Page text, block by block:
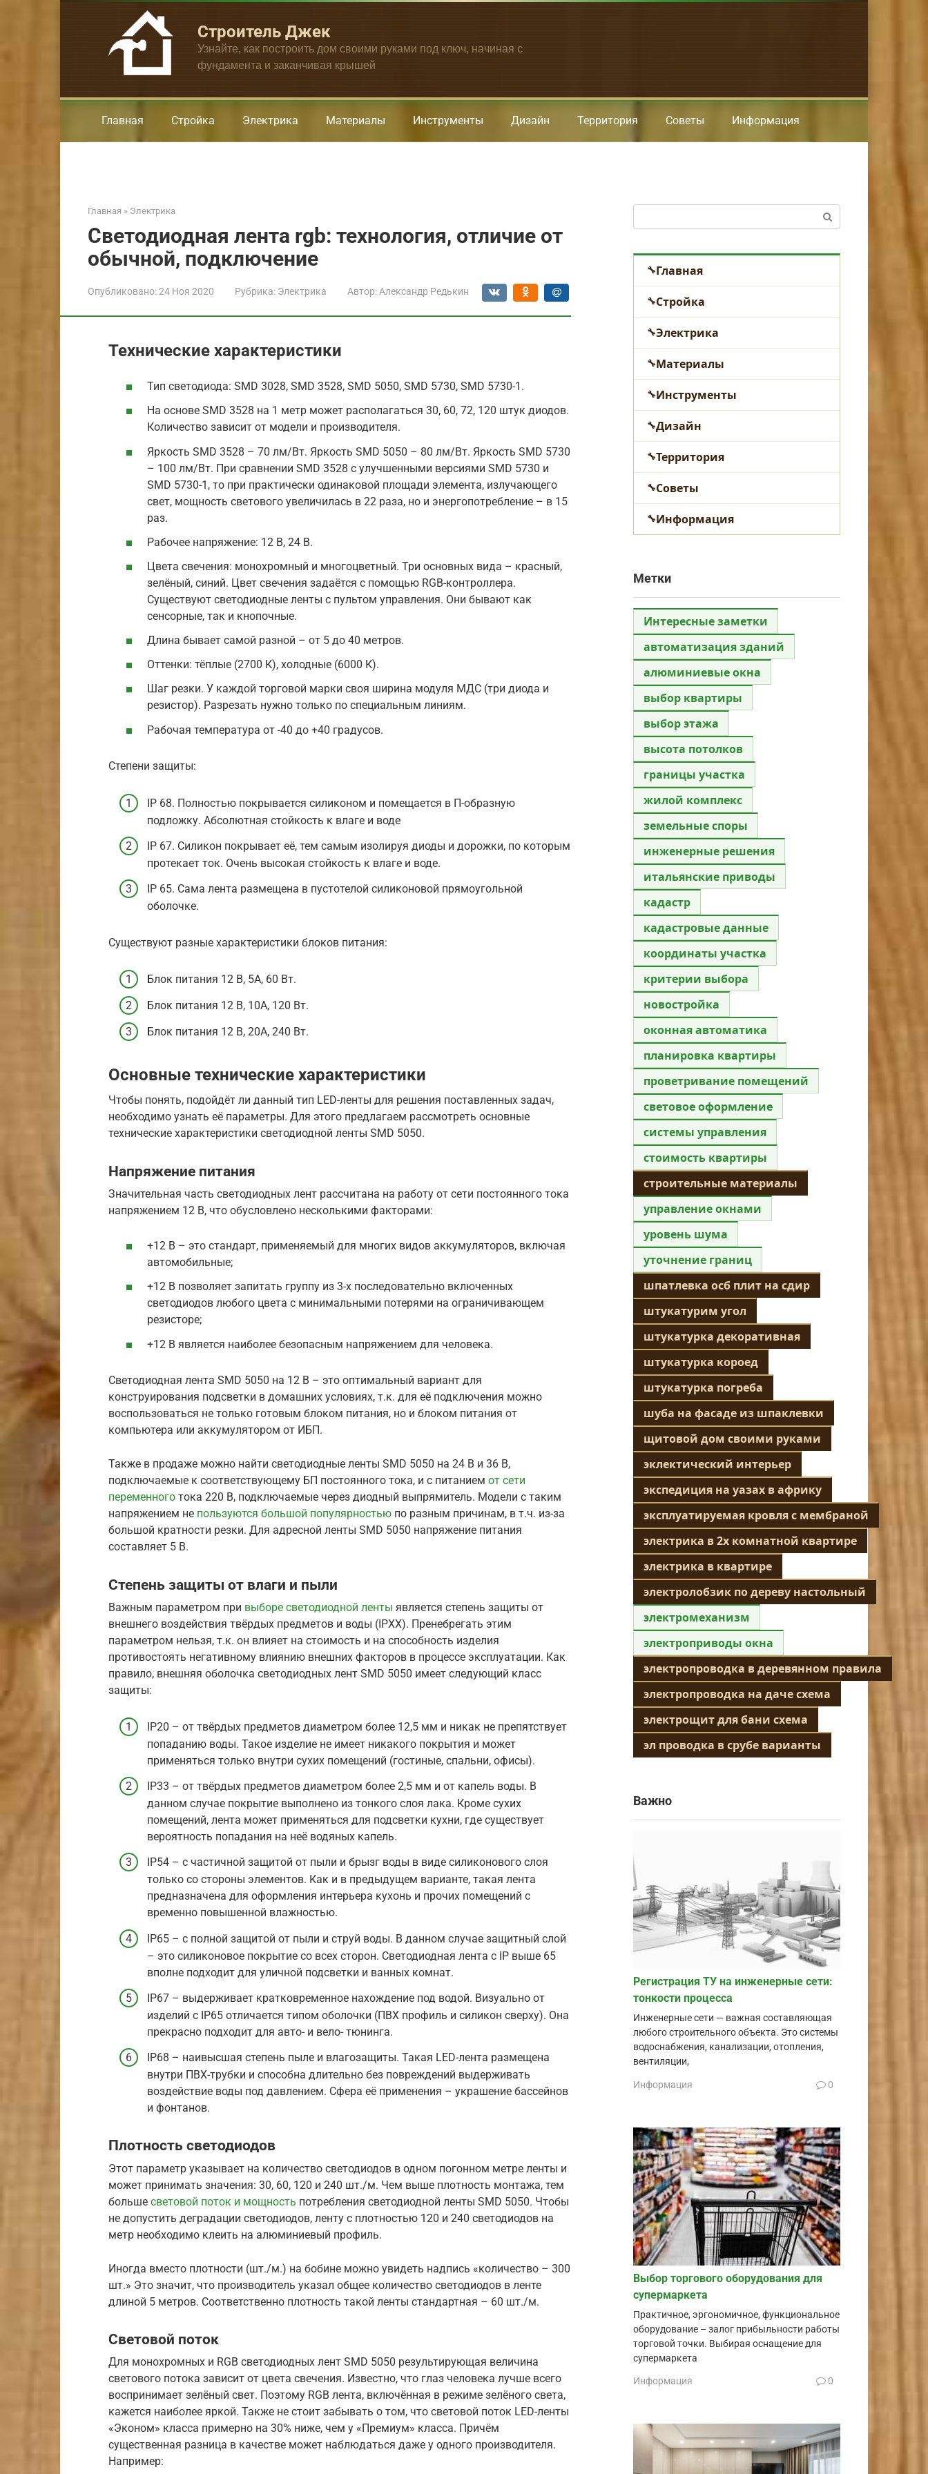
Строитель Джек
Узнайте, как построить дом своими руками под ключ, начиная с
фундамента и заканчивая крышей
Главная Стройка Электрика Материалы Инструменты Дизайн Территория Советы Информация
Главная » Электрика
Светодиодная лента rgb: технология, отличие от
обычной, подключение
Опубликовано:24 Ноя 2020 Рубрика: Электрика Автор: Александр Редькин
Технические характеристики
Тип светодиода: SMD 3028, SMD 3528, SMD 5050, SMD 5730, SMD 5730-1.
На основе SMD 3528 на 1 метр может располагаться 30, 60, 72, 120 штук диодов.
Количество зависит от модели и производителя.
Яркость SMD 3528 – 70 лм/Вт. Яркость SMD 5050 – 80 лм/Вт. Яркость SMD 5730
– 100 лм/Вт. При сравнении SMD 3528 с улучшенными версиями SMD 5730 и
SMD 5730-1, то при практически одинаковой площади элемента, излучающего
свет, мощность светового увеличилась в 22 раза, но и энергопотребление – в 15
раз.
Рабочее напряжение: 12 В, 24 В.
Цвета свечения: монохромный и многоцветный. Три основных вида – красный,
зелёный, синий. Цвет свечения задаётся с помощью RGB-контроллера.
Существуют светодиодные ленты с пультом управления. Они бывают как
сенсорные, так и кнопочные.
Длина бывает самой разной – от 5 до 40 метров.
Оттенки: тёплые (2700 К), холодные (6000 К).
Шаг резки. У каждой торговой марки своя ширина модуля МДС (три диода и
резистор). Разрезать нужно только по специальным линиям.
Рабочая температура от -40 до +40 градусов.
Степени защиты:
IP 68. Полностью покрывается силиконом и помещается в П-образную
подложку. Абсолютная стойкость к влаге и воде
IP 67. Силикон покрывает её, тем самым изолируя диоды и дорожки, по которым
протекает ток. Очень высокая стойкость к влаге и воде.
IP 65. Сама лента размещена в пустотелой силиконовой прямоугольной
оболочке.
Существуют разные характеристики блоков питания:
Блок питания 12 В, 5A, 60 Вт.
Блок питания 12 В, 10A, 120 Вт.
Блок питания 12 В, 20A, 240 Вт.
Основные технические характеристики
Чтобы понять, подойдёт ли данный тип LED-ленты для решения поставленных задач,
необходимо узнать её параметры. Для этого предлагаем рассмотреть основные
технические характеристики светодиодной ленты SMD 5050.
Напряжение питания
Значительная часть светодиодных лент рассчитана на работу от сети постоянного тока
напряжением 12 В, что обусловлено несколькими факторами:
+12 В – это стандарт, применяемый для многих видов аккумуляторов, включая
автомобильные;
+12 В позволяет запитать группу из 3-х последовательно включенных
светодиодов любого цвета с минимальными потерями на ограничивающем
резисторе;
+12 В является наиболее безопасным напряжением для человека.
Светодиодная лента SMD 5050 на 12 В – это оптимальный вариант для
конструирования подсветки в домашних условиях, т.к. для её подключения можно
воспользоваться не только готовым блоком питания, но и блоком питания от
компьютера или аккумулятором от ИБП.
Также в продаже можно найти светодиодные ленты SMD 5050 на 24 В и 36 В,
подключаемые к соответствующему БП постоянного тока, и с питанием от сети
переменного тока 220 В, подключаемые через диодный выпрямитель. Модели с таким
напряжением не пользуются большой популярностью по разным причинам, в т.ч. из-за
большой кратности резки. Для адресной ленты SMD 5050 напряжение питания
составляет 5 В.
Степень защиты от влаги и пыли
Важным параметром при выборе светодиодной ленты является степень защиты от
внешнего воздействия твёрдых предметов и воды (IPXX). Пренебрегать этим
параметром нельзя, т.к. он влияет на стоимость и на способность изделия
противостоять негативному влиянию внешних факторов в процессе эксплуатации. Как
правило, внешняя оболочка светодиодных лент SMD 5050 имеет следующий класс
защиты:
IP20 – от твёрдых предметов диаметром более 12,5 мм и никак не препятствует
попаданию воды. Такое изделие не имеет никакого покрытия и может
применяться только внутри сухих помещений (гостиные, спальни, офисы).
IP33 – от твёрдых предметов диаметром более 2,5 мм и от капель воды. В
данном случае покрытие выполнено из тонкого слоя лака. Кроме сухих
помещений, лента может применяться для подсветки кухни, где существует
вероятность попадания на неё водяных капель.
IP54 – с частичной защитой от пыли и брызг воды в виде силиконового слоя
только со стороны элементов. Как и в предыдущем варианте, такая лента
предназначена для оформления интерьера кухонь и прочих помещений с
временно повышенной влажностью.
IP65 – с полной защитой от пыли и струй воды. В данном случае защитный слой
– это силиконовое покрытие со всех сторон. Светодиодная лента с IP выше 65
вполне подходит для уличной подсветки и ванных комнат.
IP67 – выдерживает кратковременное нахождение под водой. Визуально от
изделий с IP65 отличается типом оболочки (ПВХ профиль и силикон сверху). Она
прекрасно подходит для авто- и вело- тюнинга.
IP68 – наивысшая степень пыле и влагозащиты. Такая LED-лента размещена
внутри ПВХ-трубки и способна длительно без повреждений выдерживать
воздействие воды под давлением. Сфера её применения – украшение бассейнов
и фонтанов.
Плотность светодиодов
Этот параметр указывает на количество светодиодов в одном погонном метре ленты и
может принимать значения: 30, 60, 120 и 240 шт./м. Чем выше плотность монтажа, тем
больше световой поток и мощность потребления светодиодной ленты SMD 5050. Чтобы
не допустить деградации светодиодов, ленту с плотностью 120 и 240 светодиодов на
метр необходимо клеить на алюминиевый профиль.
Иногда вместо плотности (шт./м.) на бобине можно увидеть надпись «количество – 300
шт.» Это значит, что производитель указал общее количество светодиодов в ленте
длиной 5 метров. Соответственно плотность такой ленты стандартная – 60 шт./м.
Световой поток
Для монохромных и RGB светодиодных лент SMD 5050 результирующая величина
светового потока зависит от цвета свечения. Известно, что глаз человека лучше всего
воспринимает зелёный свет. Поэтому RGB лента, включённая в режиме зелёного света,
кажется наиболее яркой. Также не стоит забывать о том, что световой поток LED-ленты
«Эконом» класса примерно на 30% ниже, чем у «Премиум» класса. Причём
существенная разница в качестве может наблюдаться даже у одного производителя.
Например:
Главная
Стройка
Электрика
Материалы
Инструменты
Дизайн
Территория
Советы
Информация
Метки
Интересные заметки
автоматизация зданий
алюминиевые окна
выбор квартиры
выбор этажа
высота потолков
границы участка
жилой комплекс
земельные споры
инженерные решения
итальянские приводы
кадастр
кадастровые данные
координаты участка
критерии выбора
новостройка
оконная автоматика
планировка квартиры
проветривание помещений
световое оформление
системы управления
стоимость квартиры
строительные материалы
управление окнами
уровень шума
уточнение границ
шпатлевка осб плит на сдир
штукатурим угол
штукатурка декоративная
штукатурка короед
штукатурка погреба
шуба на фасаде из шпаклевки
щитовой дом своими руками
эклектический интерьер
экспедиция на уазах в африку
эксплуатируемая кровля с мембраной
электрика в 2х комнатной квартире
электрика в квартире
электролобзик по дереву настольный
электромеханизм
электроприводы окна
электропроводка в деревянном правила
электропроводка на даче схема
электрощит для бани схема
эл проводка в срубе варианты
Важно
Регистрация ТУ на инженерные сети:
тонкости процесса
Инженерные сети — важная составляющая
любого строительного объекта. Это системы
водоснабжения, канализации, отопления,
вентиляции,
Информация 0
Выбор торгового оборудования для
супермаркета
Практичное, эргономичное, функциональное
оборудование – залог прибыльности работы
торговой точки. Выбирая оснащение для
супермаркета
Информация 0